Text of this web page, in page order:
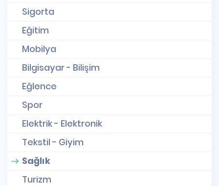
Sigorta
Eğitim
Mobilya
Bilgisayar - Bilişim
Eğlence
Spor
Elektrik - Elektronik
Tekstil - Giyim
Sağlık
Turizm